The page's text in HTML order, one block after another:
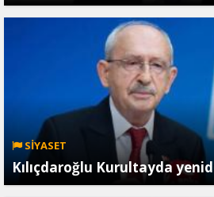
SİYASET
Kılıçdaroğlu Kurultayda